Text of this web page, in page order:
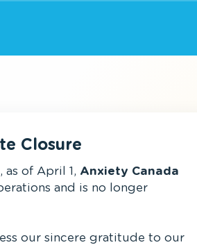
Closure
as of April 1, Anxiety Canada
and is no longer
our sincere gratitude to our